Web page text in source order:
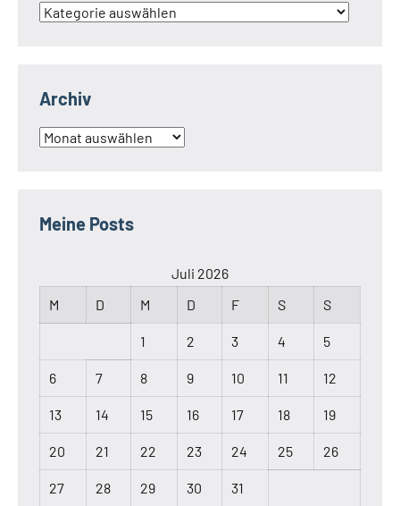
Kategorien
Archiv
Archiv
Meine Posts
Juli 2026
M
D M D F S S
1 2 3 4 5
6 7 8 9 10 11 12
13 14 15 16 17 18 19
20 21 22 23 24 25 26
27 28 29 30 31